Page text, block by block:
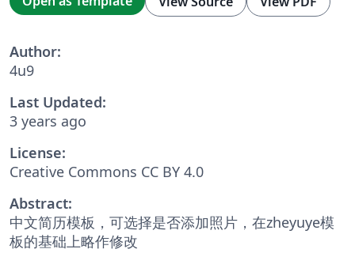
Author:
4u9
Last Updated:
3 years ago
License:
Creative Commons CC BY 4.0
Abstract:
中文简历模板，可选择是否添加照片，在zheyuye模
板的基础上略作修改